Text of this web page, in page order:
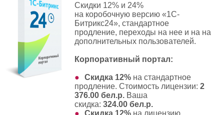
Скидки 12% и 24%
на коробочную версию «1С-
Битрикс24», стандартное
продление, переходы на нее и на на
дополнительных пользователей.
Корпоративный портал:
Скидка 12% на стандартное
продление. Стоимость лицензии: 2
376.00 бел.р. Ваша
скидка: 324.00 бел.р.
Скидка 12% на лицензию